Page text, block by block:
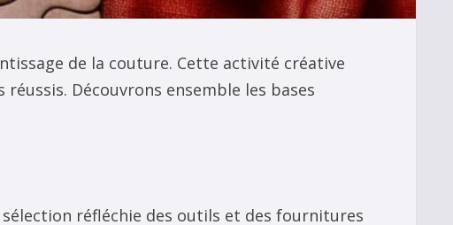
de la couture. Cette activité créative
Découvrons ensemble les bases
réfléchie des outils et des fournitures